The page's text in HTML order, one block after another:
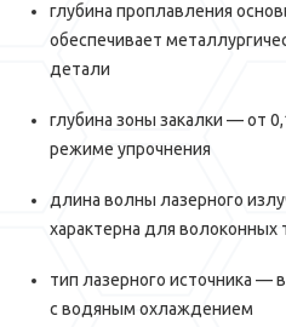
глубина проплавления
обеспечивает
детали
глубина зоны закалки — от
режиме упрочнения
длина волны лазерного
характерна для
тип лазерного источника —
с водяным охлаждением